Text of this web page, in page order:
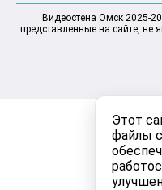
Этот
файлы
Видеостена Омск 2025-
представленные на сайте, не